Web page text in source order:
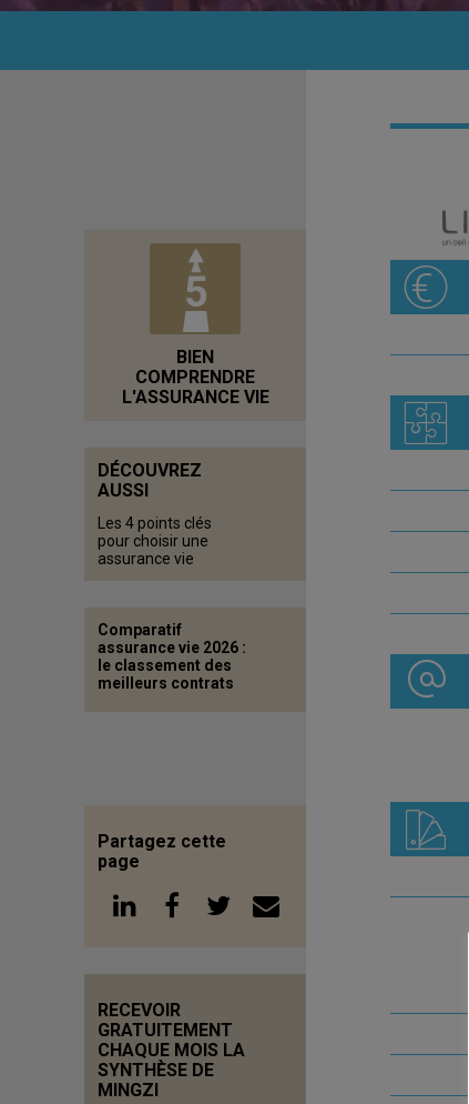
BIEN
COMPRENDRE
L'ASSURANCE VIE
DÉCOUVREZ
AUSSI
Les 4 points clés
pour choisir une
assurance vie
Comparatif
assurance vie 2026 :
le classement des
meilleurs contrats
Partagez cette
page
RECEVOIR
GRATUITEMENT
CHAQUE MOIS LA
SYNTHÈSE DE
MINGZI